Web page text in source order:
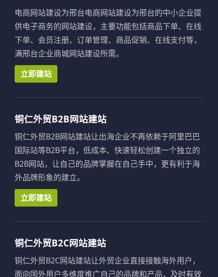
电商网站建设为邢台电商网站建设为邢台的中小企业提
供电子商务的网站建设，主要功能包括商品下单、在线
下单、会员注册、订单管理、商品促销、在线支付等，
满邢台企业商城网站建设所需。
立即建站
铜仁外贸B2B网站建站
铜仁外贸B2B网站建站让出海企业不再依赖于阿里巴巴
国际站等B2B平台，低成本、快速轻松创建一个独立的
B2B网站，让自己的品牌掌握在自己手中，更有利于海
外品牌形象的建立。
立即建站
铜仁外贸B2C网站建站
铜仁外贸B2C网站建站让外贸企业直接接触海外用户，
面向国外用户多维度推广自己的品牌和产品，及时有效